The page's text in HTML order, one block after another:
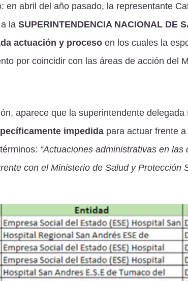
en abril del año pasado, la representante
la SUPERINTENDENCIA NACIONAL DE
actuación y proceso en los cuales la
por coincidir con las áreas de acción del
aparece que la superintendente delegada
impedida para actuar frente
“Actuaciones administrativas en las
con el Ministerio de Salud y Protección